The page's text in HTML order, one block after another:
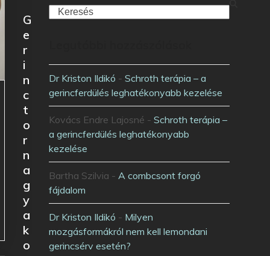
Dr Kriston Ildikó - Schroth terápia – a
gerincferdülés leghatékonyabb kezelése
Kovács Endre Lajosné - Schroth terápia –
a gerincferdülés leghatékonyabb
kezelése
Bartha Szilvia - A combcsont forgó
fájdalom
Dr Kriston Ildikó - Milyen
mozgásformákról nem kell lemondani
gerincsérv esetén?
G
e
r
i
n
c
t
o
r
n
a
g
y
a
k
o